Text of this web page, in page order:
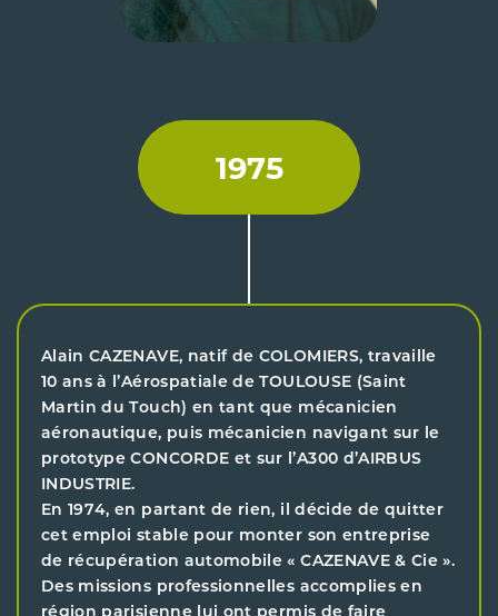
1975
Alain CAZENAVE, natif de COLOMIERS, travaille
10 ans à l’Aérospatiale de TOULOUSE (Saint
Martin du Touch) en tant que mécanicien
aéronautique, puis mécanicien navigant sur le
prototype CONCORDE et sur l’A300 d’AIRBUS
INDUSTRIE.
En 1974, en partant de rien, il décide de quitter
cet emploi stable pour monter son entreprise
de récupération automobile « CAZENAVE & Cie ».
Des missions professionnelles accomplies en